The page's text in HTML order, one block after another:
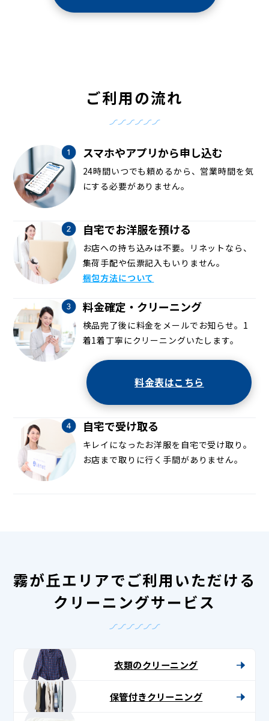
ご利用の流れ
スマホやアプリから申し込む
24時間いつでも頼めるから、営業時間を気
にする必要がありません。
自宅でお洋服を預ける
お店への持ち込みは不要。リネットなら、
集荷手配や伝票記入もいりません。
梱包方法について
料金確定・クリーニング
検品完了後に料金をメールでお知らせ。1
着1着丁寧にクリーニングいたします。
料金表はこちら
自宅で受け取る
キレイになったお洋服を自宅で受け取り。
お店まで取りに行く手間がありません。
霧が丘エリアでご利用いただける
クリーニングサービス
衣類のクリーニング
保管付きクリーニング